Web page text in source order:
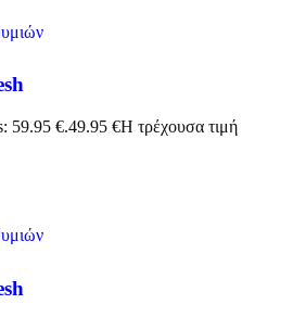
59.95 €.49.95 €Η τρέχουσα τιμή